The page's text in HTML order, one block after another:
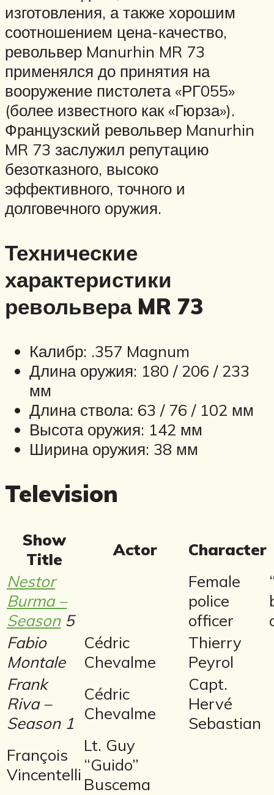
изготовления, а также хорошим
соотношением цена-качество,
револьвер Manurhin MR 73
применялся до принятия на
вооружение пистолета «РГ055»
(более известного как «Гюрза»).
Французский револьвер Manurhin
MR 73 заслужил репутацию
безотказного, высоко
эффективного, точного и
долговечного оружия.
Технические
характеристики
револьвера MR 73
Калибр: .357 Magnum
Длина оружия: 180 / 206 / 233
мм
Длина ствола: 63 / 76 / 102 мм
Высота оружия: 142 мм
Ширина оружия: 38 мм
Television
Show
Title
Actor
Character
Nestor
Burma –
Season5
Female
police
officer
Fabio
Montale
Cédric
Chevalme
Thierry
Peyrol
Frank
Riva –
Season 1
Cédric
Chevalme
Capt.
Hervé
Sebastian
François
Vincentelli
Lt. Guy
“Guido”
Buscema